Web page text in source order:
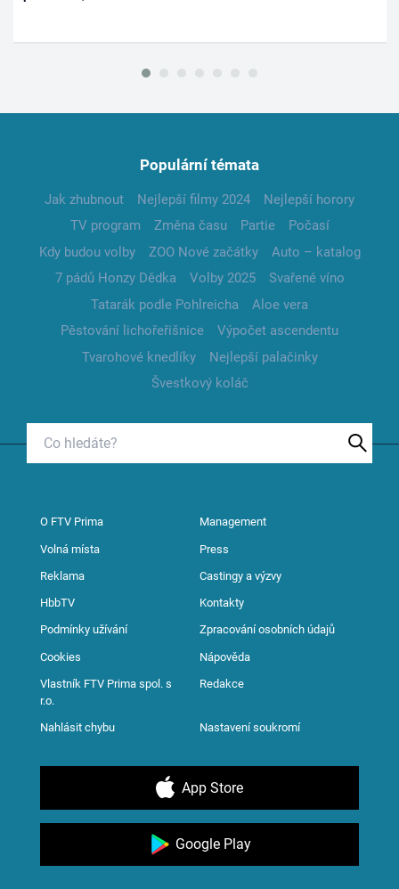
Populární témata
Jak zhubnout Nejlepší filmy 2024
Nejlepší horory
TV program
Změna času Partie
Počasí
Kdy budou volby
ZOO Nové začátky
Auto – katalog
7 pádů Honzy Dědka
Volby 2025
Svařené víno
Tatarák podle Pohlreicha
Aloe vera
Pěstování lichořeřišnice
Výpočet ascendentu
Tvarohové knedlíky
Nejlepší palačinky
Švestkový koláč
O FTV Prima Management
Volná místa Press
Reklama Castingy a výzvy
HbbTV Kontakty
Podmínky užívání Zpracování osobních údajů
Cookies Nápověda
Vlastník FTV Prima spol. s
r.o.
Redakce
Nahlásit chybu Nastavení soukromí
App Store
Google Play